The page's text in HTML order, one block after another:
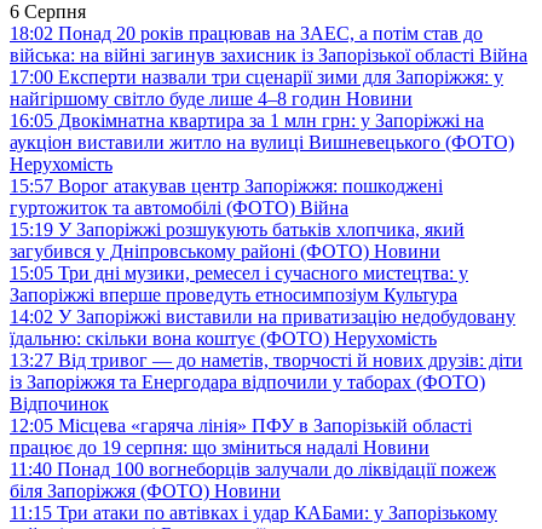
6 Серпня
18:02 Понад 20 років працював на ЗАЕС, а потім став до
війська: на війні загинув захисник із Запорізької області Війна
17:00 Експерти назвали три сценарії зими для Запоріжжя: у
найгіршому світло буде лише 4–8 годин Новини
16:05 Двокімнатна квартира за 1 млн грн: у Запоріжжі на
аукціон виставили житло на вулиці Вишневецького (ФОТО)
Нерухомість
15:57 Ворог атакував центр Запоріжжя: пошкоджені
гуртожиток та автомобілі (ФОТО) Війна
15:19 У Запоріжжі розшукують батьків хлопчика, який
загубився у Дніпровському районі (ФОТО) Новини
15:05 Три дні музики, ремесел і сучасного мистецтва: у
Запоріжжі вперше проведуть етносимпозіум Культура
14:02 У Запоріжжі виставили на приватизацію недобудовану
їдальню: скільки вона коштує (ФОТО) Нерухомість
13:27 Від тривог — до наметів, творчості й нових друзів: діти
із Запоріжжя та Енергодара відпочили у таборах (ФОТО)
Відпочинок
12:05 Місцева «гаряча лінія» ПФУ в Запорізькій області
працює до 19 серпня: що зміниться надалі Новини
11:40 Понад 100 вогнеборців залучали до ліквідації пожеж
біля Запоріжжя (ФОТО) Новини
11:15 Три атаки по автівках і удар КАБами: у Запорізькому